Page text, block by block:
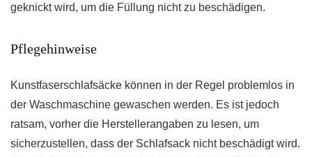
geknickt wird, um die Füllung nicht zu beschädigen.
Pflegehinweise
Kunstfaserschlafsäcke können in der Regel problemlos in
der Waschmaschine gewaschen werden. Es ist jedoch
ratsam, vorher die Herstellerangaben zu lesen, um
sicherzustellen, dass der Schlafsack nicht beschädigt wird.